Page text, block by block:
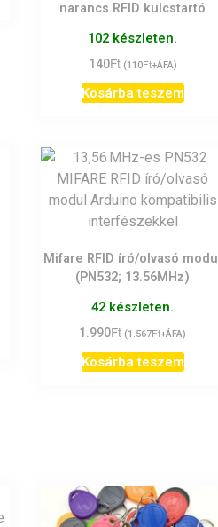
narancs RFID kulcstartó
102 készleten.
140Ft (110Ft+ÁFA)
Kosárba teszem
Mifare RFID író/olvasó modul
(PN532; 13.56MHz)
42 készleten.
1.990Ft (1.567Ft+ÁFA)
Kosárba teszem